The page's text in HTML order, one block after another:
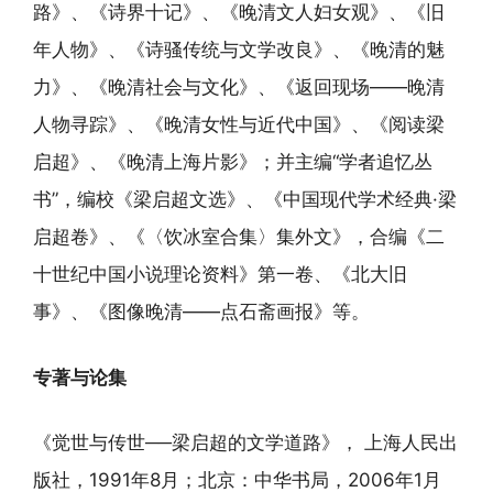
路》、《诗界十记》、《晚清文人妇女观》、《旧
年人物》、《诗骚传统与文学改良》、《晚清的魅
力》、《晚清社会与文化》、《返回现场——晚清
人物寻踪》、《晚清女性与近代中国》、《阅读梁
启超》、《晚清上海片影》；并主编“学者追忆丛
书”，编校《梁启超文选》、《中国现代学术经典·梁
启超卷》、《〈饮冰室合集〉集外文》，合编《二
十世纪中国小说理论资料》第一卷、《北大旧
事》、《图像晚清——点石斋画报》等。
专著与论集
《觉世与传世──梁启超的文学道路》， 上海人民出
版社，1991年8月；北京：中华书局，2006年1月